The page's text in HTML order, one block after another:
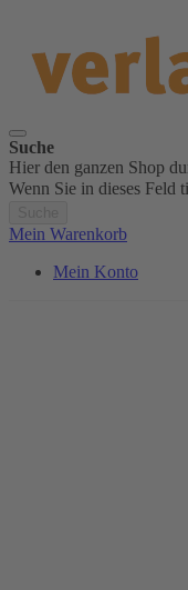
Suche
Hier den ganzen Shop
Wenn Sie in dieses Feld
Mein Warenkorb
Mein Konto